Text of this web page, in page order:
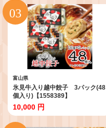
富山県
氷見牛入り越中餃子 3パック(48
個入り)【1558389】
10,000 円